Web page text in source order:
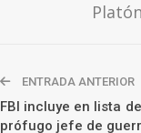
ENTRADA ANTERIOR
FBI incluye en lista
prófugo jefe de